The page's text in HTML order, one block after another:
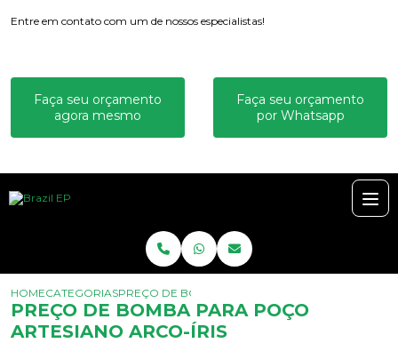
Entre em contato com um de nossos especialistas!
Faça seu orçamento
agora mesmo
Faça seu orçamento
por Whatsapp
HOMECATEGORIASPREÇO DE BOMBA PARA POÇO ARTESIANO
PREÇO DE BOMBA PARA POÇO
ARTESIANO ARCO-ÍRIS